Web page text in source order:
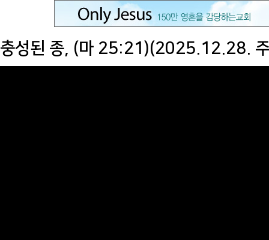
충성된 종, (마 25:21)(2025.12.28.